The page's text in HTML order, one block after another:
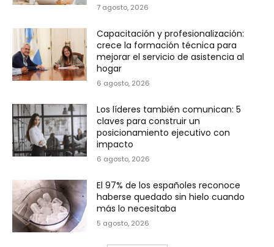
7 agosto, 2026
Capacitación y profesionalización:
crece la formación técnica para
mejorar el servicio de asistencia al
hogar
6 agosto, 2026
Los líderes también comunican: 5
claves para construir un
posicionamiento ejecutivo con
impacto
6 agosto, 2026
El 97% de los españoles reconoce
haberse quedado sin hielo cuando
más lo necesitaba
5 agosto, 2026